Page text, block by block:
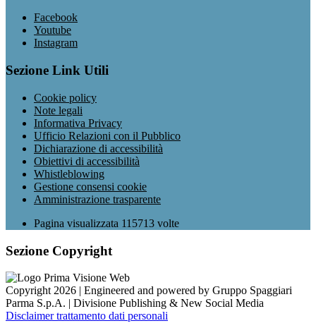
Facebook
Youtube
Instagram
Sezione Link Utili
Cookie policy
Note legali
Informativa Privacy
Ufficio Relazioni con il Pubblico
Dichiarazione di accessibilità
Obiettivi di accessibilità
Whistleblowing
Gestione consensi cookie
Amministrazione trasparente
Pagina visualizzata 115713 volte
Sezione Copyright
Copyright 2026 | Engineered and powered by Gruppo Spaggiari
Parma S.p.A. | Divisione Publishing & New Social Media
Disclaimer trattamento dati personali